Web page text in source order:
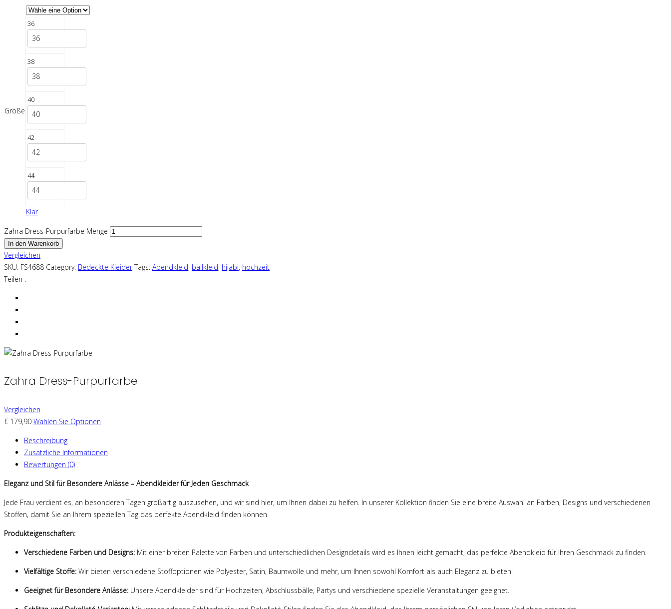
Größe
36
36
38
38
40
40
42
42
44
44
Klar
Zahra Dress-Purpurfarbe Menge
In den Warenkorb
Vergleichen
SKU: FS4688 Category: Bedeckte Kleider Tags: Abendkleid, ballkleid, hijabi, hochzeit
Teilen :
Zahra Dress-Purpurfarbe
Vergleichen
€ 179,90 Wählen Sie Optionen
Beschreibung
Zusätzliche Informationen
Bewertungen (0)
Eleganz und Stil für Besondere Anlässe – Abendkleider für Jeden Geschmack
Jede Frau verdient es, an besonderen Tagen großartig auszusehen, und wir sind hier, um Ihnen dabei zu helfen. In unserer Kollektion finden Sie eine breite Auswahl an Farben, Designs und verschiedenen
Stoffen, damit Sie an Ihrem speziellen Tag das perfekte Abendkleid finden können.
Produkteigenschaften:
Verschiedene Farben und Designs: Mit einer breiten Palette von Farben und unterschiedlichen Designdetails wird es Ihnen leicht gemacht, das perfekte Abendkleid für Ihren Geschmack zu finden.
Vielfältige Stoffe: Wir bieten verschiedene Stoffoptionen wie Polyester, Satin, Baumwolle und mehr, um Ihnen sowohl Komfort als auch Eleganz zu bieten.
Geeignet für Besondere Anlässe: Unsere Abendkleider sind für Hochzeiten, Abschlussbälle, Partys und verschiedene spezielle Veranstaltungen geeignet.